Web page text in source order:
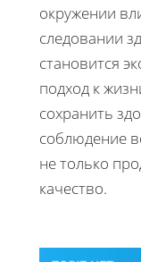
окружении
следовании
становится
подход к
сохранить
соблюдение
не только
качество.